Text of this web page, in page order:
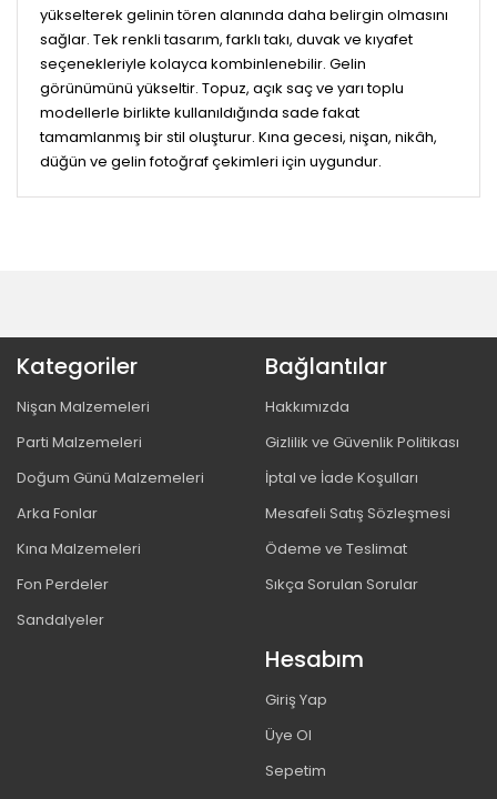
yükselterek gelinin tören alanında daha belirgin olmasını
sağlar. Tek renkli tasarım, farklı takı, duvak ve kıyafet
seçenekleriyle kolayca kombinlenebilir. Gelin
görünümünü yükseltir. Topuz, açık saç ve yarı toplu
modellerle birlikte kullanıldığında sade fakat
tamamlanmış bir stil oluşturur. Kına gecesi, nişan, nikâh,
düğün ve gelin fotoğraf çekimleri için uygundur.
Kategoriler
Nişan Malzemeleri
Parti Malzemeleri
Doğum Günü Malzemeleri
Arka Fonlar
Kına Malzemeleri
Fon Perdeler
Sandalyeler
Bağlantılar
Hakkımızda
Gizlilik ve Güvenlik Politikası
İptal ve İade Koşulları
Mesafeli Satış Sözleşmesi
Ödeme ve Teslimat
Sıkça Sorulan Sorular
Hesabım
Giriş Yap
Üye Ol
Sepetim